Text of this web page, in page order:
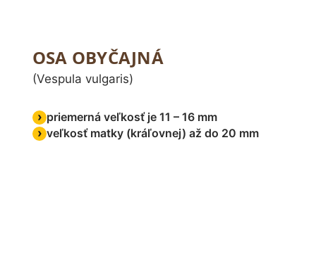
OSA OBYČAJNÁ
(Vespula vulgaris)
priemerná veľkosť je 11 – 16 mm
veľkosť matky (kráľovnej) až do 20 mm